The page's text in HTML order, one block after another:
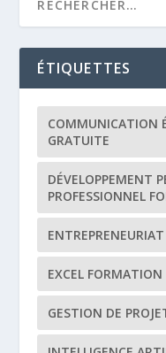
ÉTIQUETTES
COMMUNICATION
GRATUITE
DÉVELOPPEMENT
PROFESSIONNEL
EXCEL
GESTION DE